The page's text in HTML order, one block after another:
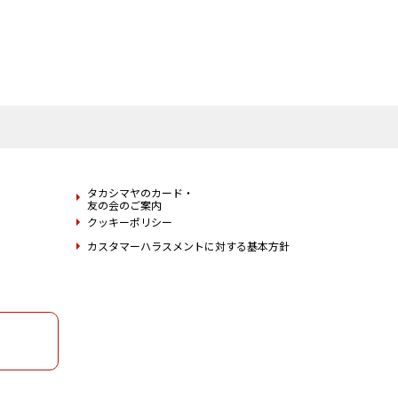
タカシマヤのカード・
友の会のご案内
クッキーポリシー
カスタマーハラスメントに対する基本方針